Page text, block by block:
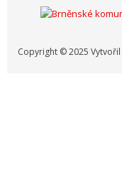
Copyright © 2025 Vytvořil